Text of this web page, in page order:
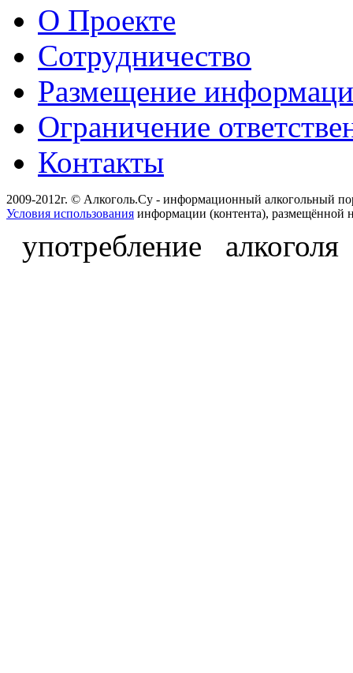
О Проекте
Сотрудничество
Размещение
Ограничение
Контакты
2009-2012г. © Алкоголь.Су - информационный алкогольный
Условия использования информации (контента), размещённой
употребление